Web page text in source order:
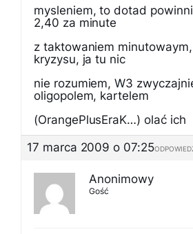
mysleniem, to dotad
2,40 za minute
z taktowaniem
kryzysu, ja tu nic
nie rozumiem, W3
oligopolem, kartelem
(OrangePlusEraK…) olać ich
17 marca 2009 o 07:25
Anonimowy
Gość